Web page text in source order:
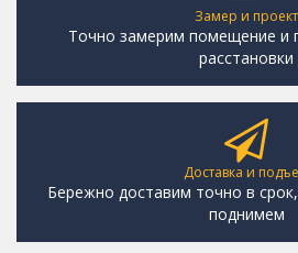
Замер и проект
Точно замерим помещение и
расстановки
Доставка и
Бережно доставим точно в
поднимем